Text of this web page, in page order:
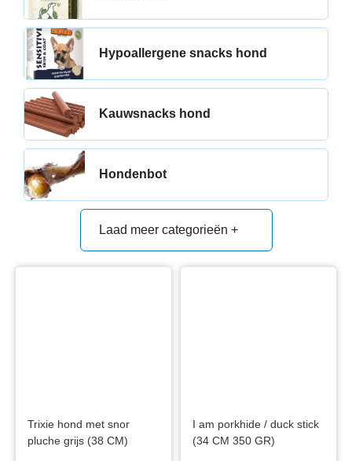
Hypoallergene snacks hond
Kauwsnacks hond
Hondenbot
Laad meer categorieën +
Trixie hond met snor
pluche grijs (38 CM)
I am porkhide / duck stick
(34 CM 350 GR)